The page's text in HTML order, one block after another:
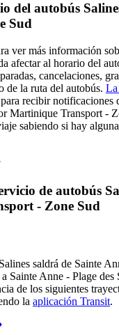
del autobús
Sud
ver más información
afectar al horario del
cancelaciones,
de la ruta del autobús. La
recibir notificaciones
Martinique Transport -
sabiendo si hay
de autobús
- Zone Sud
saldrá de Sainte
Sainte Anne - Plage des
de los siguientes
la aplicación Transit.